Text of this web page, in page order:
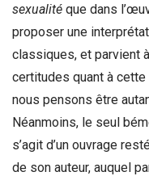
sexualité que dans
proposer une
classiques, et parvient
certitudes quant à
nous pensons être
Néanmoins, le seul
s’agit d’un ouvrage
de son auteur, auquel